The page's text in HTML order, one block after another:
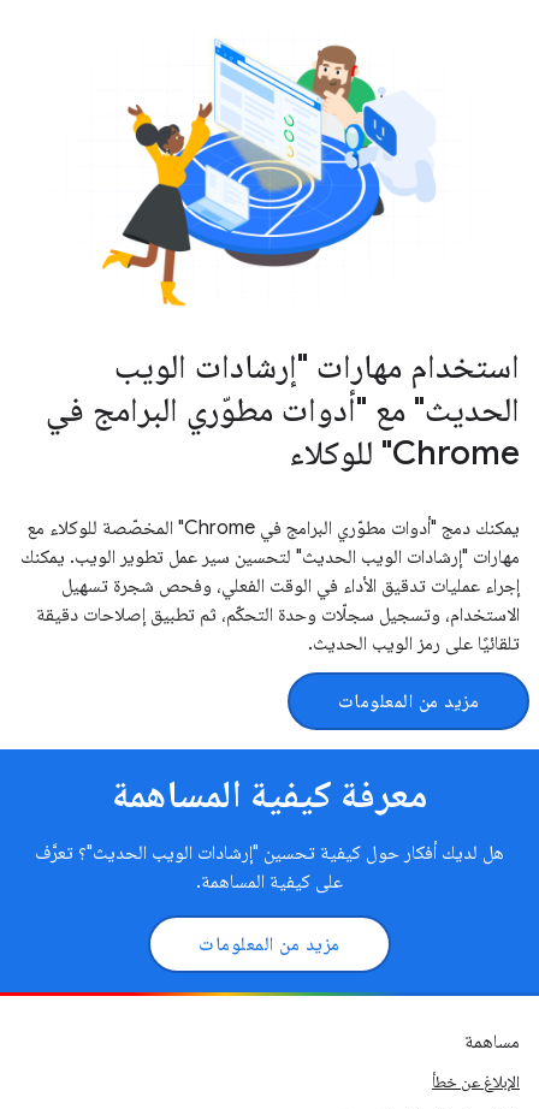
استخدام مهارات "إرشادات الويب
الحديث" مع "أدوات مطوّري البرامج في
Chrome" للوكلاء
يمكنك دمج "أدوات مطوّري البرامج في Chrome" المخصّصة للوكلاء مع
مهارات "إرشادات الويب الحديث" لتحسين سير عمل تطوير الويب. يمكنك
إجراء عمليات تدقيق الأداء في الوقت الفعلي، وفحص شجرة تسهيل
الاستخدام، وتسجيل سجلّات وحدة التحكّم، ثم تطبيق إصلاحات دقيقة
تلقائيًا على رمز الويب الحديث.
مزيد من المعلومات
معرفة كيفية المساهمة
هل لديك أفكار حول كيفية تحسين "إرشادات الويب الحديث"؟ تعرَّف
على كيفية المساهمة.
مزيد من المعلومات
مساهمة
الإبلاغ عن خطأ